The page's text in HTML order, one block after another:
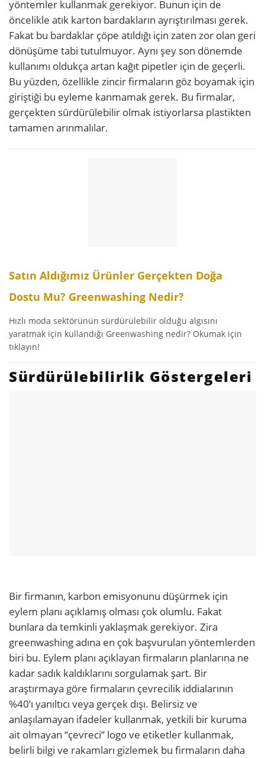
yöntemler kullanmak gerekiyor. Bunun için de
öncelikle atık karton bardakların ayrıştırılması gerek.
Fakat bu bardaklar çöpe atıldığı için zaten zor olan geri
dönüşüme tabi tutulmuyor. Aynı şey son dönemde
kullanımı oldukça artan kağıt pipetler için de geçerli.
Bu yüzden, özellikle zincir firmaların göz boyamak için
giriştiği bu eyleme kanmamak gerek. Bu firmalar,
gerçekten sürdürülebilir olmak istiyorlarsa plastikten
tamamen arınmalılar.
Satın Aldığımız Ürünler Gerçekten Doğa
Dostu Mu? Greenwashing Nedir?
Hızlı moda sektörünün sürdürülebilir olduğu algısını
yaratmak için kullandığı Greenwashing nedir? Okumak için
tıklayın!
Sürdürülebilirlik Göstergeleri
Bir firmanın, karbon emisyonunu düşürmek için
eylem planı açıklamış olması çok olumlu. Fakat
bunlara da temkinli yaklaşmak gerekiyor. Zira
greenwashing adına en çok başvurulan yöntemlerden
biri bu. Eylem planı açıklayan firmaların planlarına ne
kadar sadık kaldıklarını sorgulamak şart. Bir
araştırmaya göre firmaların çevrecilik iddialarının
%40’ı yanıltıcı veya gerçek dışı. Belirsiz ve
anlaşılamayan ifadeler kullanmak, yetkili bir kuruma
ait olmayan “çevreci” logo ve etiketler kullanmak,
belirli bilgi ve rakamları gizlemek bu firmaların daha